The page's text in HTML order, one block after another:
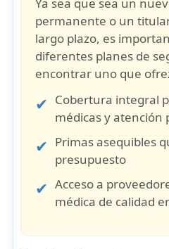
permanente o un
largo plazo, es
diferentes planes de
encontrar uno que
Cobertura integral
médicas y atención
Primas asequibles
presupuesto
Acceso a
médica de calidad